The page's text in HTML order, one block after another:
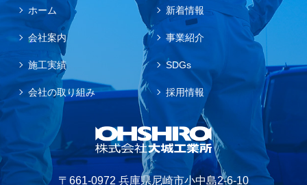
ホーム 新着情報
会社案内 事業紹介
施工実績 SDGs
会社の取り組み 採用情報
〒661-0972 兵庫県尼崎市小中島2-6-10